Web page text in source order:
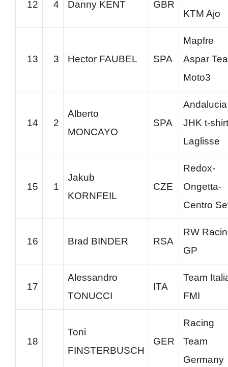
12 4 Danny KENT GBR
KTM Ajo
13 3 Hector FAUBEL SPA
Mapfre
Aspar
Moto3
14 2
Alberto
MONCAYO
SPA
Andalucia
JHK t-shirt
Laglisse
15 1
Jakub
KORNFEIL
CZE
Redox-
Ongetta-
Centro
16 Brad BINDER RSA
RW
GP
17
Alessandro
TONUCCI
ITA
Team
FMI
18
Toni
FINSTERBUSCH
GER
Racing
Team
Germany